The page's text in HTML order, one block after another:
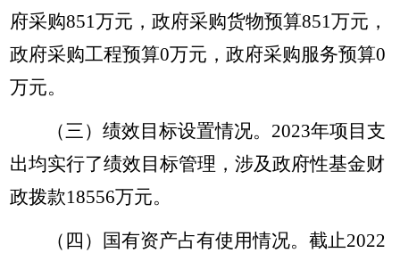
府采购851万元，政府采购货物预算851万元，
政府采购工程预算0万元，政府采购服务预算0
万元。
（三）绩效目标设置情况。2023年项目支
出均实行了绩效目标管理，涉及政府性基金财
政拨款18556万元。
（四）国有资产占有使用情况。截止2022